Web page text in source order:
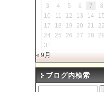
3
4 5 6 7 8
10
11 12 13 14 15
17
18 19 20 21 22
24
25 26 27 28 29
31
« 9月
ブログ内検索